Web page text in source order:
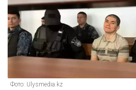
Фото: Ulysmedia.kz